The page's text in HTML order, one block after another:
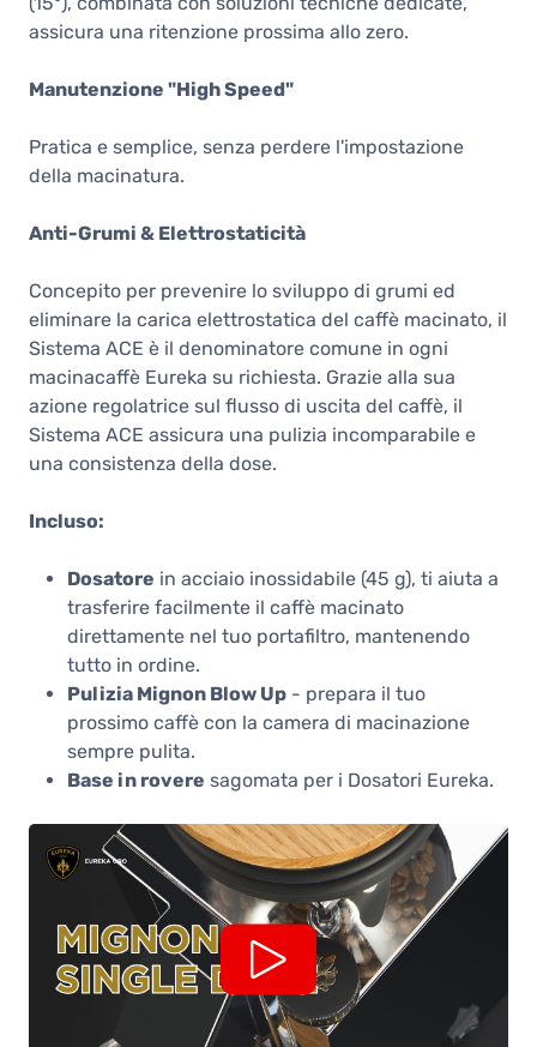
assicura una ritenzione prossima allo zero.
Manutenzione "High Speed"
Pratica e semplice, senza perdere l'impostazione
della macinatura.
Anti-Grumi & Elettrostaticità
Concepito per prevenire lo sviluppo di grumi ed
eliminare la carica elettrostatica del caffè macinato, il
Sistema ACE è il denominatore comune in ogni
macinacaffè Eureka su richiesta. Grazie alla sua
azione regolatrice sul flusso di uscita del caffè, il
Sistema ACE assicura una pulizia incomparabile e
una consistenza della dose.
Incluso:
Dosatore in acciaio inossidabile (45 g), ti aiuta a
trasferire facilmente il caffè macinato
direttamente nel tuo portafiltro, mantenendo
tutto in ordine.
Pulizia Mignon Blow Up - prepara il tuo
prossimo caffè con la camera di macinazione
sempre pulita.
Base in rovere sagomata per i Dosatori Eureka.